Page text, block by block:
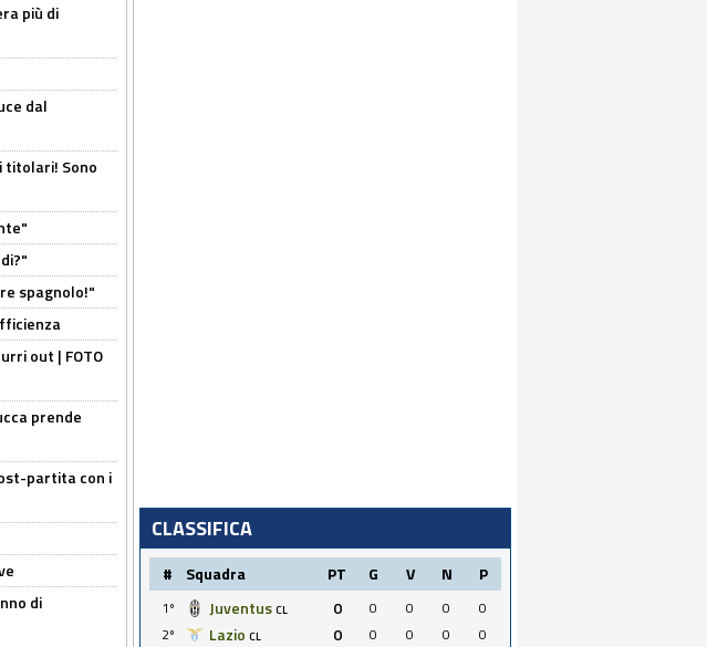
più di
dal
titolari! Sono
spagnolo!"
out | FOTO
prende
partita con i
di
CLASSIFICA
# Squadra PT G V N P
1º Juventus CL 0 0 0 0
0
2º
Lazio CL 0 0 0 0
0